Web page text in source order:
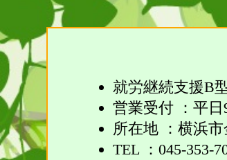
就労継続支援B
営業受付 ：平日
所在地 ：横浜
TEL ：045-353-